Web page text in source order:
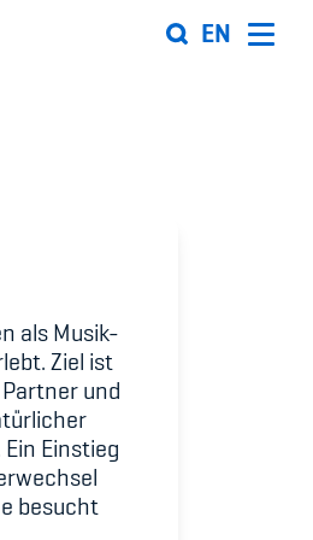
EN
und Partner
als Musik-
Ziel ist
und
Einstieg
besucht